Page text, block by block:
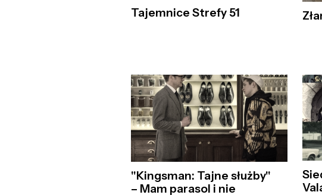
Tajemnice Strefy 51
"Kingsman: Tajne służby"
– Mam parasol i nie